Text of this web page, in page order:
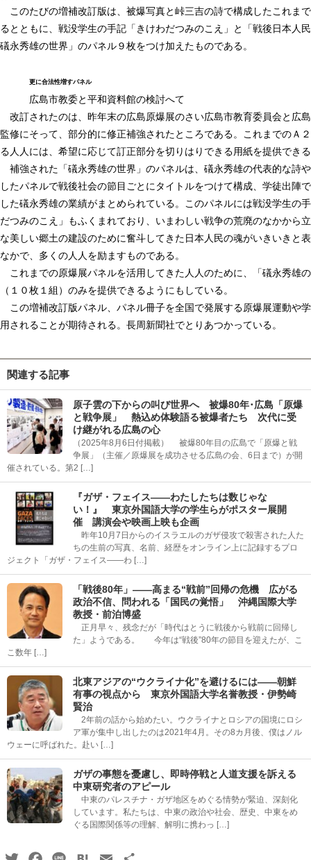
このたびの増補改訂版は、被爆写真と峠三吉の詩で構成したこれま
るとともに、戦没学生の手記「きけわだつみのこえ」と「戦後日本人
礒永秀雄の世界」のパネル９枚をつけ加えたものである。
更に合法性増すパネル
広島市教委と平和資料館の検討へて
改訂されたのは、昨年末の広島原爆展のさい広島市教育委員会と広
監修にそって、部分的に修正補強されたところである。これまでのＡ
る人人には、希望に応じて訂正部分を切りはりできる用紙を提供でき
補強された「礒永秀雄の世界」のパネルは、礒永秀雄の代表的な詩
したパネルで戦後社会の節目ごとにタイトルをつけて構成、学徒出陣
した礒永秀雄の業績がまとめられている。このパネルには戦没学生の
だつみのこえ」もふくまれており、いまわしい戦争の荒廃のなかから
な美しい郷土の建設のために奮斗してきた日本人民の魂がいきいきと
なかで、多くの人人を励ますものである。
これまでの原爆展パネルを活用してきた人人のために、「礒永秀雄
（１０枚１組）のみを提供できるようにもしている。
この増補改訂版パネル、パネル冊子を全国で発展する原爆展運動や
用されることが期待される。長周新聞社でとりあつかっている。
関連する記事
原子雲の下からの叫び世界へ 被爆80年･広島「原爆
と戦争展」 熱込め体験語る被爆者たち 次代に受
け継がれる広島の心
（2025年8月6日付掲載） 被爆80年目の広島で「原爆と戦
争展」（主催／原爆展を成功させる広島の会、6日まで）が開
催されている。第2 […]
『ガザ・フェイス――わたしたちは数じゃな
い！』 東京外国語大学の学生らがポスター展開
催 講演会や映画上映も企画
昨年10月7日からのイスラエルのガザ侵攻で殺害された人た
ちの生前の写真、名前、経歴をオンライン上に記録するプロ
ジェクト「ガザ・フェイス――わ […]
「戦後80年」――高まる“戦前”回帰の危機 広がる
政治不信、問われる「国民の覚悟」 沖縄国際大学
教授・前泊博盛
正月早々、残念だが「時代はとうに戦後から戦前に回帰し
た」ようである。 今年は“戦後”80年の節目を迎えたが、こ
こ数年 […]
北東アジアの“ウクライナ化”を避けるには――朝鮮
有事の視点から 東京外国語大学名誉教授・伊勢崎
賢治
2年前の話から始めたい。ウクライナとロシアの国境にロシ
ア軍が集中し出したのは2021年4月。その8カ月後、僕はノル
ウェーに呼ばれた。赴い […]
ガザの事態を憂慮し、即時停戦と人道支援を訴える
中東研究者のアピール
中東のパレスチナ・ガザ地区をめぐる情勢が緊迫、深刻化
しています。私たちは、中東の政治や社会、歴史、中東をめ
ぐる国際関係等の理解、解明に携わっ […]